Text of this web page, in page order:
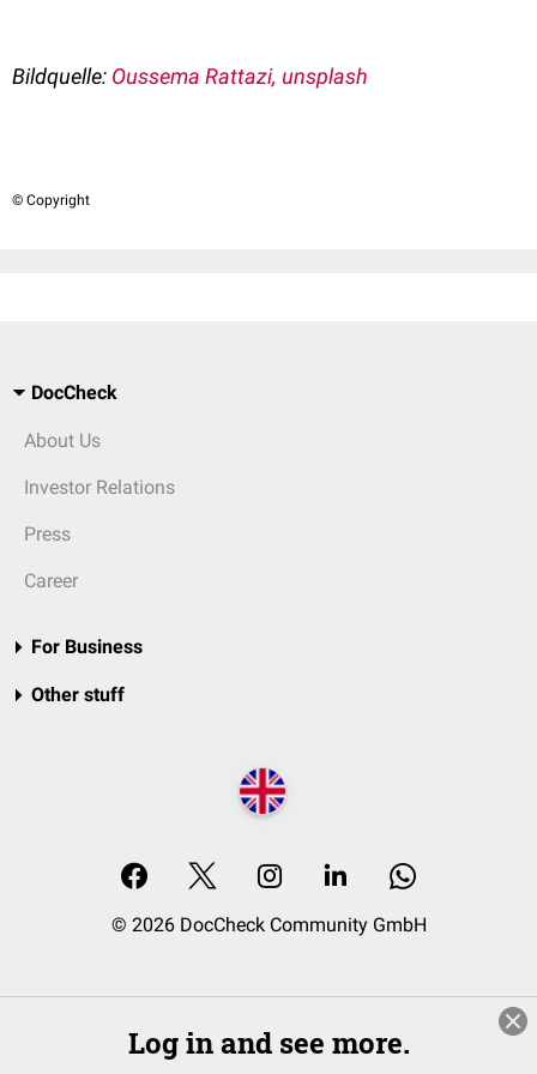
Bildquelle: Oussema Rattazi, unsplash
© Copyright
DocCheck
About Us
Investor Relations
Press
Career
For Business
Other stuff
© 2026 DocCheck Community GmbH
Log in and see more.